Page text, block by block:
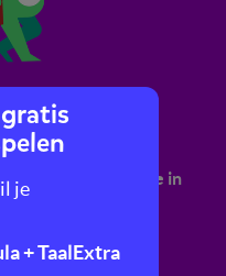
1
kikker
toe in
en een raket.
je
+ TaalExtra